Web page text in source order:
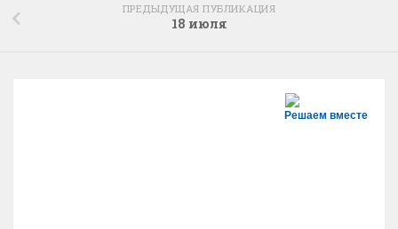
ПРЕДЫДУЩАЯ ПУБЛИКАЦИЯ
18 июля
Решаем вместе